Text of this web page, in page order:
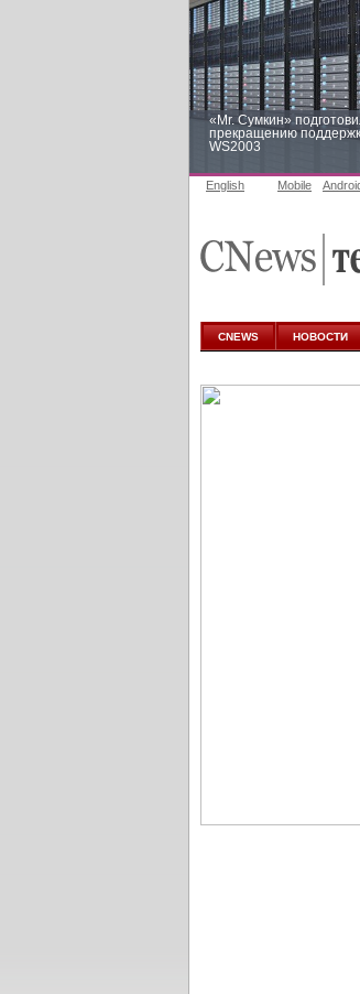
«Mr. Сумкин»
прекращению
WS2003
аналитике
English Mobile
CNEWS НОВОСТИ